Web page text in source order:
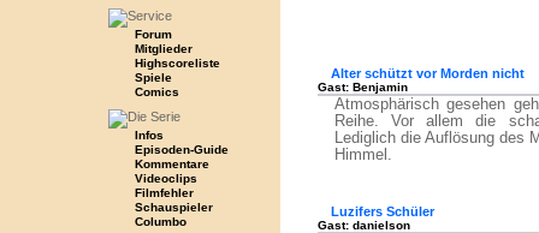
Forum
Mitglieder
Highscoreliste
Spiele
Comics
Infos
Episoden-Guide
Kommentare
Videoclips
Filmfehler
Schauspieler
Columbo
Alter schützt vor Morden nicht
Gast: Benjamin
Atmosphärisch gesehen
Reihe. Vor allem die
Lediglich die Auflösung des
Himmel.
Luzifers Schüler
Gast: danielson